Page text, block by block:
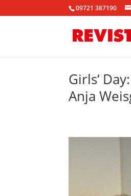
09721 387190
Girls‘
Anja